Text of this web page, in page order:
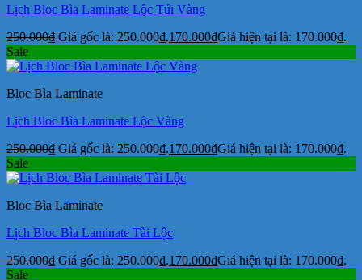
Lịch Bloc Bìa Laminate Lộc Túi Vàng
250.000₫ Giá gốc là: 250.000₫.170.000₫Giá hiện tại là: 170.000₫.
Sale
Bloc Bìa Laminate
Lịch Bloc Bìa Laminate Lộc Vàng
250.000₫ Giá gốc là: 250.000₫.170.000₫Giá hiện tại là: 170.000₫.
Sale
Bloc Bìa Laminate
Lịch Bloc Bìa Laminate Tài Lộc
250.000₫ Giá gốc là: 250.000₫.170.000₫Giá hiện tại là: 170.000₫.
Sale